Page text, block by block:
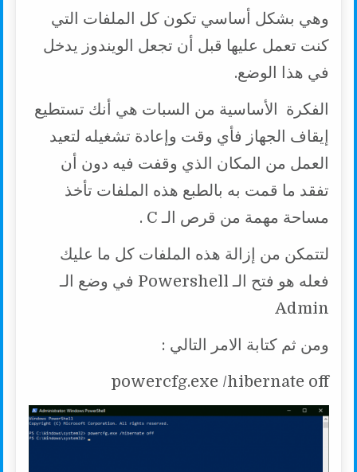
وهي بشكل أساسي تكون كل الملفات التي
كنت تعمل عليها قبل أن تجعل الويندوز يدخل
في هذا الوضع.
الفكرة الأساسية من السبات هي أنك تستطيع
إيقاف الجهاز فأي وقت وإعادة تشغيله لتعيد
العمل من المكان الذي وقفت فيه دون أن
تفقد ما قمت به بالطبع هذه الملفات تأخذ
مساحة مهمة من قرص الـ C .
لتتمكن من إزالة هذه الملفات كل ما عليك
فعله هو فتح الـ Powershell في وضع الـ
Admin
ومن ثم كتابة الامر التالي :
powercfg.exe /hibernate off